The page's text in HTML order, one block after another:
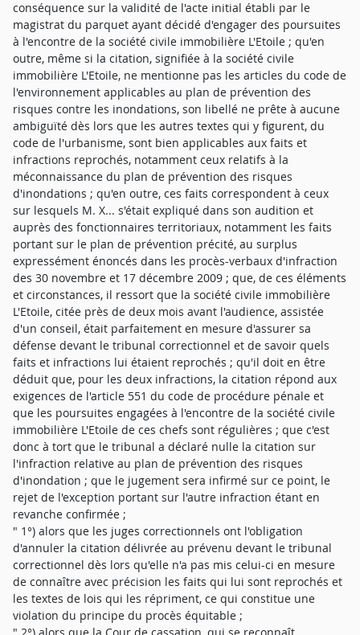
conséquence sur la validité de l'acte initial établi par le
magistrat du parquet ayant décidé d'engager des poursuites
à l'encontre de la société civile immobilière L'Etoile ; qu'en
outre, même si la citation, signifiée à la société civile
immobilière L'Etoile, ne mentionne pas les articles du code de
l'environnement applicables au plan de prévention des
risques contre les inondations, son libellé ne prête à aucune
ambiguïté dès lors que les autres textes qui y figurent, du
code de l'urbanisme, sont bien applicables aux faits et
infractions reprochés, notamment ceux relatifs à la
méconnaissance du plan de prévention des risques
d'inondations ; qu'en outre, ces faits correspondent à ceux
sur lesquels M. X... s'était expliqué dans son audition et
auprès des fonctionnaires territoriaux, notamment les faits
portant sur le plan de prévention précité, au surplus
expressément énoncés dans les procès-verbaux d'infraction
des 30 novembre et 17 décembre 2009 ; que, de ces éléments
et circonstances, il ressort que la société civile immobilière
L'Etoile, citée près de deux mois avant l'audience, assistée
d'un conseil, était parfaitement en mesure d'assurer sa
défense devant le tribunal correctionnel et de savoir quels
faits et infractions lui étaient reprochés ; qu'il doit en être
déduit que, pour les deux infractions, la citation répond aux
exigences de l'article 551 du code de procédure pénale et
que les poursuites engagées à l'encontre de la société civile
immobilière L'Etoile de ces chefs sont régulières ; que c'est
donc à tort que le tribunal a déclaré nulle la citation sur
l'infraction relative au plan de prévention des risques
d'inondation ; que le jugement sera infirmé sur ce point, le
rejet de l'exception portant sur l'autre infraction étant en
revanche confirmée ;
" 1°) alors que les juges correctionnels ont l'obligation
d'annuler la citation délivrée au prévenu devant le tribunal
correctionnel dès lors qu'elle n'a pas mis celui-ci en mesure
de connaître avec précision les faits qui lui sont reprochés et
les textes de lois qui les répriment, ce qui constitue une
violation du principe du procès équitable ;